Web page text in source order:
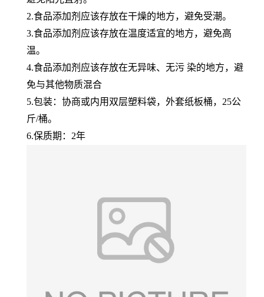
2.食品添加剂应该存放在干燥的地方，避免受潮。
3.食品添加剂应该存放在温度适宜的地方，避免高
温。
4.食品添加剂应该存放在无异味、无污 染的地方，避
免与其他物质混合
5.包装：协商或内用双层塑料袋，外套纸板桶，25公
斤/桶。
6.保质期：2年